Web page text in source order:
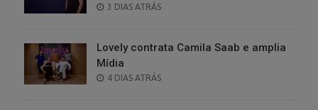
POSTED
3 DIAS ATRÁS
Lovely contrata Camila Saab e amplia
Mídia
POSTED
4 DIAS ATRÁS